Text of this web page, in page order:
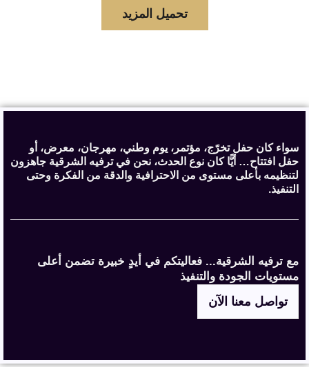
تحميل المزيد
سواء كان حفل تخرّج، مؤتمر، يوم وطني، مهرجان، معرض، أو
حفل افتتاح… أيًّا كان نوع الحدث، نحن في ترفيه الشرقية جاهزون
لتنظيمه بأعلى مستوى من الاحترافية والدقة من الفكرة وحتى
التنفيذ.
مع ترفيه الشرقية... فعاليتكم في أيدٍ خبيرة تضمن أعلى
مستويات الجودة والتنفيذ
تواصل معنا الآن